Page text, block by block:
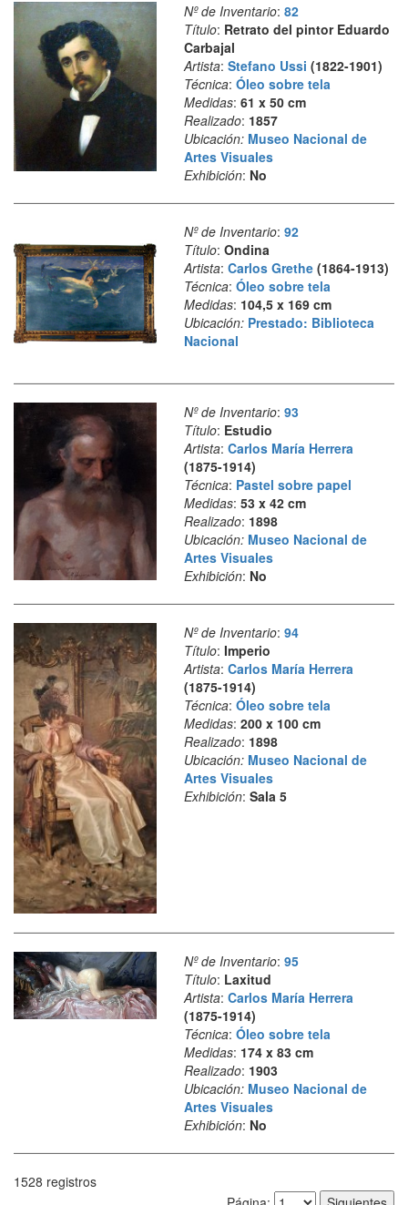
Nº de Inventario: 82
Título: Retrato del pintor Eduardo
Carbajal
Artista: Stefano Ussi (1822-1901)
Técnica: Óleo sobre tela
Medidas: 61 x 50 cm
Realizado: 1857
Ubicación: Museo Nacional de
Artes Visuales
Exhibición: No
Nº de Inventario: 92
Título: Ondina
Artista: Carlos Grethe(1864-1913)
Técnica: Óleo sobre tela
Medidas: 104,5 x 169 cm
Ubicación: Prestado: Biblioteca
Nacional
Nº de Inventario: 93
Título: Estudio
Artista: Carlos María Herrera
(1875-1914)
Técnica: Pastel sobre papel
Medidas: 53 x 42 cm
Realizado: 1898
Ubicación: Museo Nacional de
Artes Visuales
Exhibición: No
Nº de Inventario: 94
Título: Imperio
Artista: Carlos María Herrera
(1875-1914)
Técnica: Óleo sobre tela
Medidas: 200 x 100 cm
Realizado: 1898
Ubicación: Museo Nacional de
Artes Visuales
Exhibición: Sala 5
Nº de Inventario: 95
Título: Laxitud
Artista: Carlos María Herrera
(1875-1914)
Técnica: Óleo sobre tela
Medidas: 174 x 83 cm
Realizado: 1903
Ubicación: Museo Nacional de
Artes Visuales
Exhibición: No
1528 registros
Página